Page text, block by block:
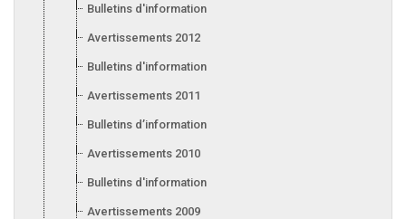
Bulletins d'information 2013
Avertissements 2012
Bulletins d'information 2012
Avertissements 2011
Bulletins d’information 2011
Avertissements 2010
Bulletins d'information 2010
Avertissements 2009